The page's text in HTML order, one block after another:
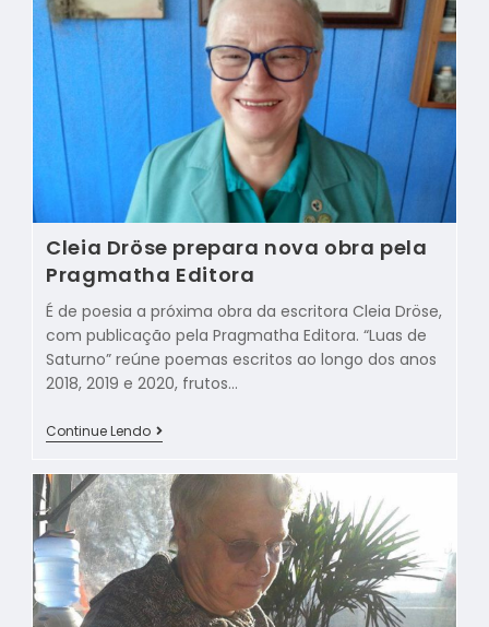
Cleia Dröse prepara nova obra pela
Pragmatha Editora
É de poesia a próxima obra da escritora Cleia Dröse,
com publicação pela Pragmatha Editora. “Luas de
Saturno” reúne poemas escritos ao longo dos anos
2018, 2019 e 2020, frutos…
Continue Lendo